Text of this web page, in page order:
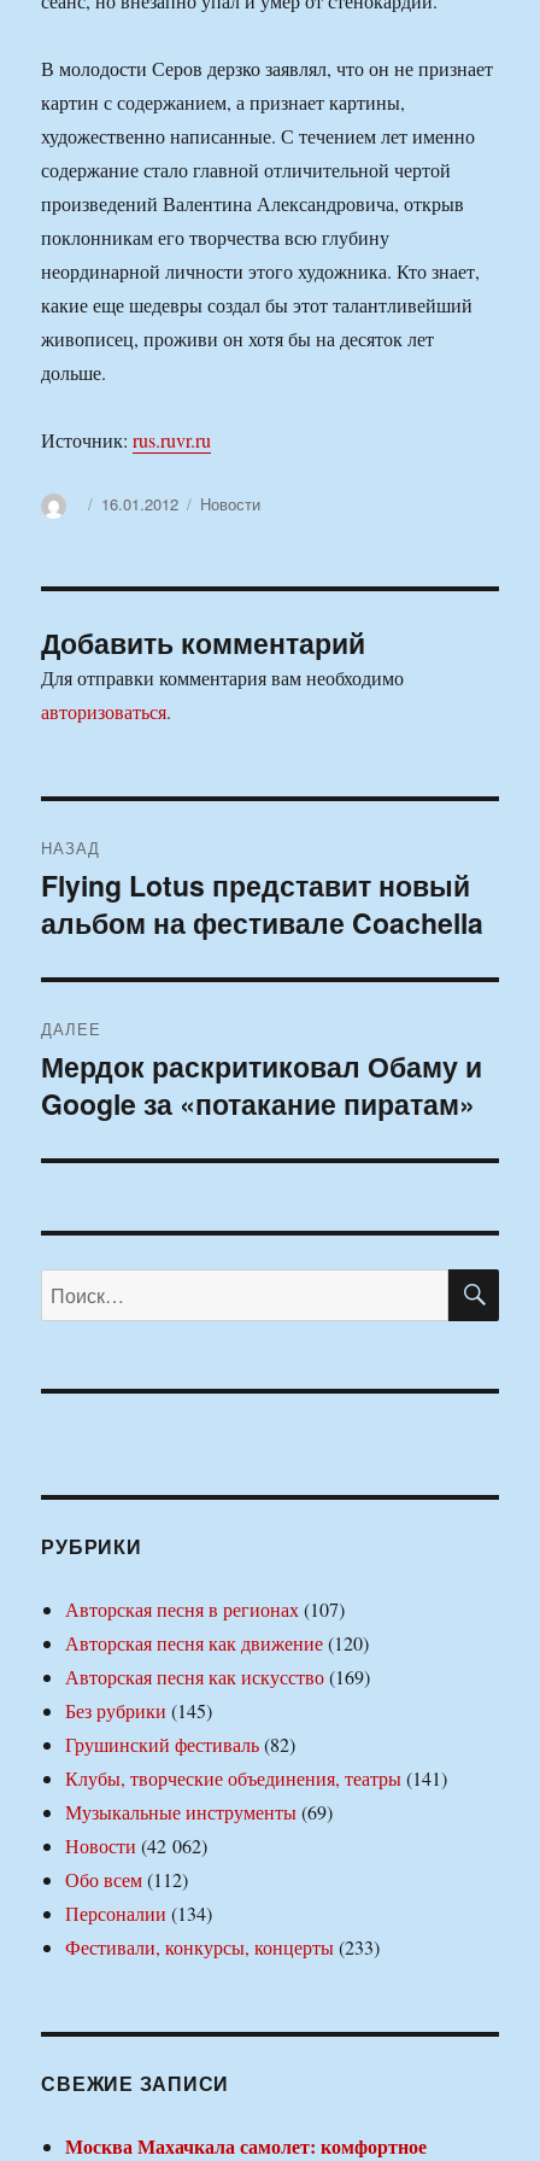
В молодости Серов дерзко заявлял, что он не признает
картин с содержанием, а признает картины,
художественно написанные. С течением лет именно
содержание стало главной отличительной чертой
произведений Валентина Александровича, открыв
поклонникам его творчества всю глубину
неординарной личности этого художника. Кто знает,
какие еще шедевры создал бы этот талантливейший
живописец, проживи он хотя бы на десяток лет
дольше.
Источник:rus.ruvr.ru
АвторОпубликовано
16.01.2012 Рубрики
Новости
Добавить комментарий
Для отправки комментария вам необходимо
авторизоваться.
по
записям
НАЗАД
Предыдущая
запись:
Flying Lotus представит новый
альбом на фестивале Coachella
ДАЛЕЕ
Следующая
запись:
Мердок раскритиковал Обаму и
Google за «потакание пиратам»
Искать:
РУБРИКИ
Авторская песня в регионах(107)
Авторская песня как движение(120)
Авторская песня как искусство(169)
Без рубрики (145)
Грушинский фестиваль(82)
Клубы, творческие объединения, театры(141)
Музыкальные инструменты(69)
Новости (42 062)
Обо всем(112)
Персоналии (134)
Фестивали, конкурсы, концерты(233)
СВЕЖИЕ ЗАПИСИ
Москва Махачкала самолет: комфортное